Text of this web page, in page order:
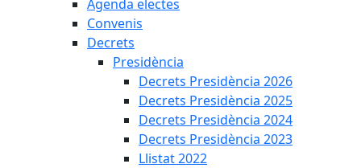
Agenda electes
Convenis
Decrets
Presidència
Decrets Presidència 2026
Decrets Presidència 2025
Decrets Presidència 2024
Decrets Presidència 2023
Llistat 2022